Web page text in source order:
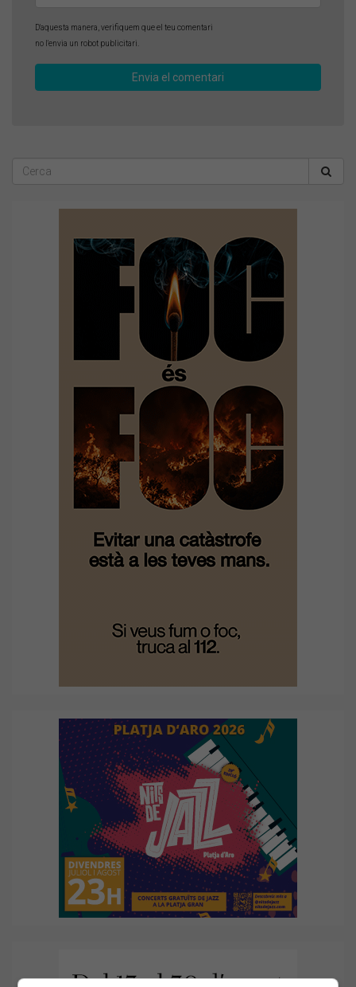
D'aquesta manera, verifiquem que el teu comentari
no l'envia un robot publicitari.